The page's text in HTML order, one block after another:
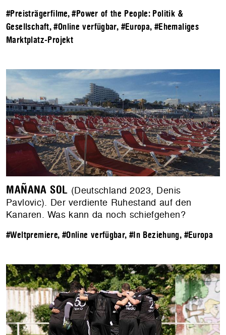
#Preisträgerfilme,#Power of the People: Politik &
Gesellschaft,#Online verfügbar, #Europa, #Ehemaliges
Marktplatz-Projekt
MAÑANA SOL (Deutschland 2023, Denis
Pavlovic). Der verdiente Ruhestand auf den
Kanaren. Was kann da noch schiefgehen?
#Weltpremiere, #Online verfügbar, #In Beziehung, #Europa